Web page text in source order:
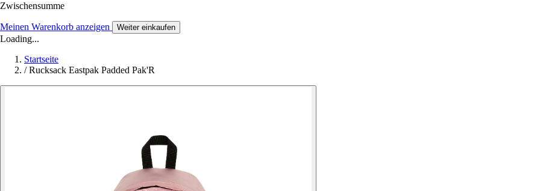
Zwischensumme
Meinen Warenkorb anzeigen Weiter einkaufen
Loading...
Startseite
/ Rucksack Eastpak Padded Pak'R